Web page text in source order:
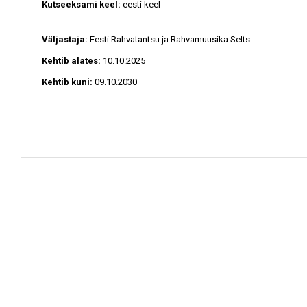
Kutseeksami keel: eesti keel
Väljastaja: Eesti Rahvatantsu ja Rahvamuusika Selts
Kehtib alates: 10.10.2025
Kehtib kuni: 09.10.2030